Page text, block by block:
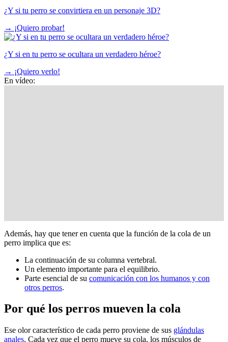
¿Y si tu perro se convirtiera en un personaje 3D?
→ ¡Quiero probar!
¿Y si en tu perro se ocultara un verdadero héroe?
→ ¡Quiero verlo!
En vídeo:
Además, hay que tener en cuenta que la función de la cola de un
perro implica que es:
La continuación de su columna vertebral.
Un elemento importante para el equilibrio.
Parte esencial de su comunicación con los humanos y con
otros perros.
Por qué los perros mueven la cola
Ese olor característico de cada perro proviene de sus glándulas
anales. Cada vez que el perro mueve su cola, los músculos de